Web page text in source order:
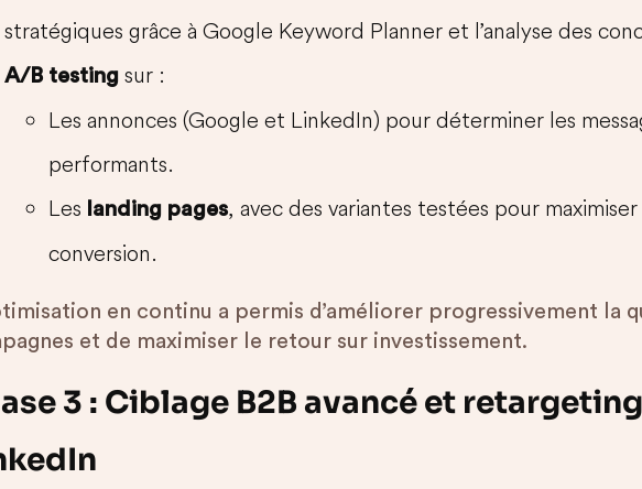
stratégiques grâce à Google Keyword Planner et l’analyse des
A/B testing sur :
Les annonces (Google et LinkedIn) pour déterminer les
performants.
Les landing pages, avec des variantes testées pour
conversion.
en continu a permis d’améliorer progressivement la
et de maximiser le retour sur investissement.
3 : Ciblage B2B avancé et